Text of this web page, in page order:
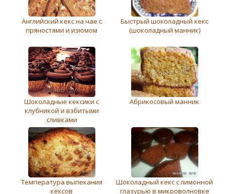
Английский кекс на чае с
пряностями и изюмом
Быстрый шоколадный кекс
(шоколадный манник)
Шоколадные кексики с
клубникой и взбитыми
сливками
Абрикосовый манник
Температура выпекания
кексов
Шоколадный кекс с лимонной
глазурью в микроволновке